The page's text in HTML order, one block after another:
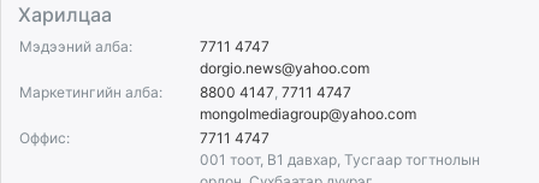
Харилцаа
Мэдээний алба:
7711 4747
dorgio.news@yahoo.com
Маркетингийн алба:
8800 4147 7711 4747
mongolmediagroup@yahoo.com
Оффис:
7711 4747
001 тоот, B1 давхар, Тусгаар тогтнолын